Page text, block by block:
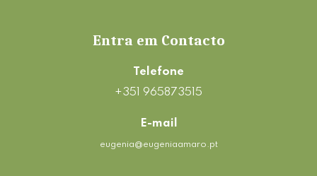
Entra em Contacto
Telefone
+351 965873515
E-mail
eugenia@eugeniaamaro.pt